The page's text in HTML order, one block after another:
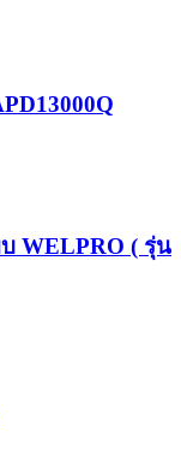
บ WELPRO ( รุ่น